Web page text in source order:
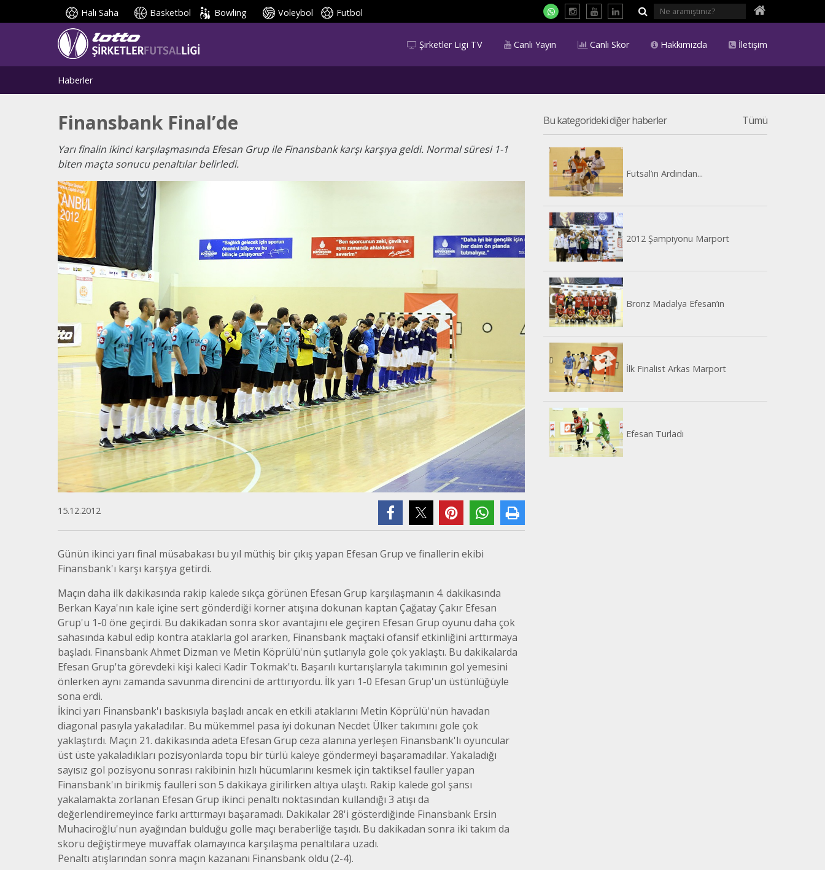
Haberler
Halı Saha Basketbol Bowling Voleybol Futbol
İletişim
Hakkımızda
Canlı Skor
Canlı Yayın
Şirketler Ligi TV
Finansbank Final’de
Yarı finalin ikinci karşılaşmasında Efesan Grup ile Finansbank karşı karşıya geldi. Normal süresi 1-1
biten maçta sonucu penaltılar belirledi.
15.12.2012
Günün ikinci yarı final müsabakası bu yıl müthiş bir çıkış yapan Efesan Grup ve finallerin ekibi
Finansbank'ı karşı karşıya getirdi.
Maçın daha ilk dakikasında rakip kalede sıkça görünen Efesan Grup karşılaşmanın 4. dakikasında
Berkan Kaya'nın kale içine sert gönderdiği korner atışına dokunan kaptan Çağatay Çakır Efesan
Grup'u 1-0 öne geçirdi. Bu dakikadan sonra skor avantajını ele geçiren Efesan Grup oyunu daha çok
sahasında kabul edip kontra ataklarla gol ararken, Finansbank maçtaki ofansif etkinliğini arttırmaya
başladı. Finansbank Ahmet Dizman ve Metin Köprülü'nün şutlarıyla gole çok yaklaştı. Bu dakikalarda
Efesan Grup'ta görevdeki kişi kaleci Kadir Tokmak'tı. Başarılı kurtarışlarıyla takımının gol yemesini
önlerken aynı zamanda savunma direncini de arttırıyordu. İlk yarı 1-0 Efesan Grup'un üstünlüğüyle
sona erdi.
İkinci yarı Finansbank'ı baskısıyla başladı ancak en etkili ataklarını Metin Köprülü'nün havadan
diagonal pasıyla yakaladılar. Bu mükemmel pasa iyi dokunan Necdet Ülker takımını gole çok
yaklaştırdı. Maçın 21. dakikasında adeta Efesan Grup ceza alanına yerleşen Finansbank'lı oyuncular
üst üste yakaladıkları pozisyonlarda topu bir türlü kaleye göndermeyi başaramadılar. Yakaladığı
sayısız gol pozisyonu sonrası rakibinin hızlı hücumlarını kesmek için taktiksel fauller yapan
Finansbank'ın birikmiş faulleri son 5 dakikaya girilirken altıya ulaştı. Rakip kalede gol şansı
yakalamakta zorlanan Efesan Grup ikinci penaltı noktasından kullandığı 3 atışı da
değerlendiremeyince farkı arttırmayı başaramadı. Dakikalar 28'i gösterdiğinde Finansbank Ersin
Muhaciroğlu'nun ayağından bulduğu golle maçı beraberliğe taşıdı. Bu dakikadan sonra iki takım da
skoru değiştirmeye muvaffak olamayınca karşılaşma penaltılara uzadı.
Penaltı atışlarından sonra maçın kazananı Finansbank oldu (2-4).
Bu kategorideki diğer haberler Tümü
Futsal’ın Ardından...
2012 Şampiyonu Marport
Bronz Madalya Efesan’ın
İlk Finalist Arkas Marport
Efesan Turladı